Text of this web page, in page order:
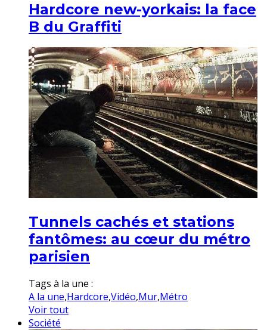
Hardcore new-yorkais: la face
B du Graffiti
Tunnels cachés et stations
fantômes: au cœur du métro
parisien
Tags à la une :
A la une,Hardcore,Vidéo,Mur,Métro
Voir tout
Société